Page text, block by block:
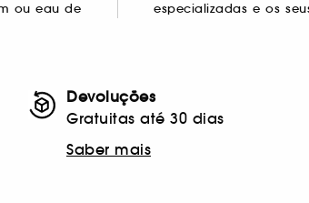
ou eau de
inovadores
Devoluções
Gratuitas até 30 dias
Saber mais